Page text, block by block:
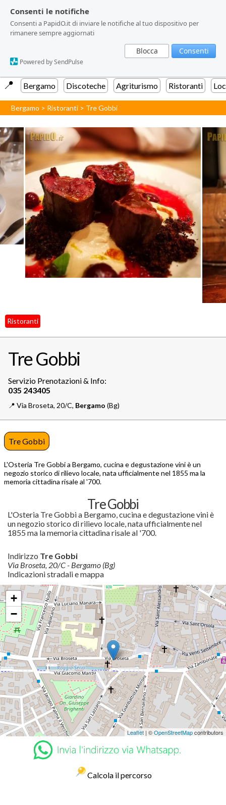
Consenti le notifiche
Consenti a PapidO.it di inviare le notifiche al tuo dispositivo per
rimanere sempre aggiornati
Blocca Consenti
Powered by SendPulse
Consenti le notifiche
Consenti a PapidO.it di inviare le notifiche al tuo dispositivo per
rimanere sempre aggiornati
Blocca Consenti
Powered by SendPulse
📍️ Bergamo Discoteche Agriturismo Ristoranti
Bergamo > Ristoranti > Tre Gobbi
Ristoranti
Tre Gobbi
Servizio Prenotazioni & Info:
📍️ Via Broseta, 20/C, Bergamo (Bg)
Tre Gobbi
L'Osteria Tre Gobbi a Bergamo, cucina e degustazione vini è un
negozio storico di rilievo locale, nata ufficialmente nel 1855 ma la
memoria cittadina risale al '700.
Tre Gobbi
L'Osteria Tre Gobbi a Bergamo, cucina e degustazione vini è
un negozio storico di rilievo locale, nata ufficialmente nel
1855 ma la memoria cittadina risale al '700.
Indirizzo Tre Gobbi
Via Broseta, 20/C - Bergamo (Bg)
Indicazioni stradali e mappa
+
−
Leaflet | ©OpenStreetMapcontributors
Calcola il percorso